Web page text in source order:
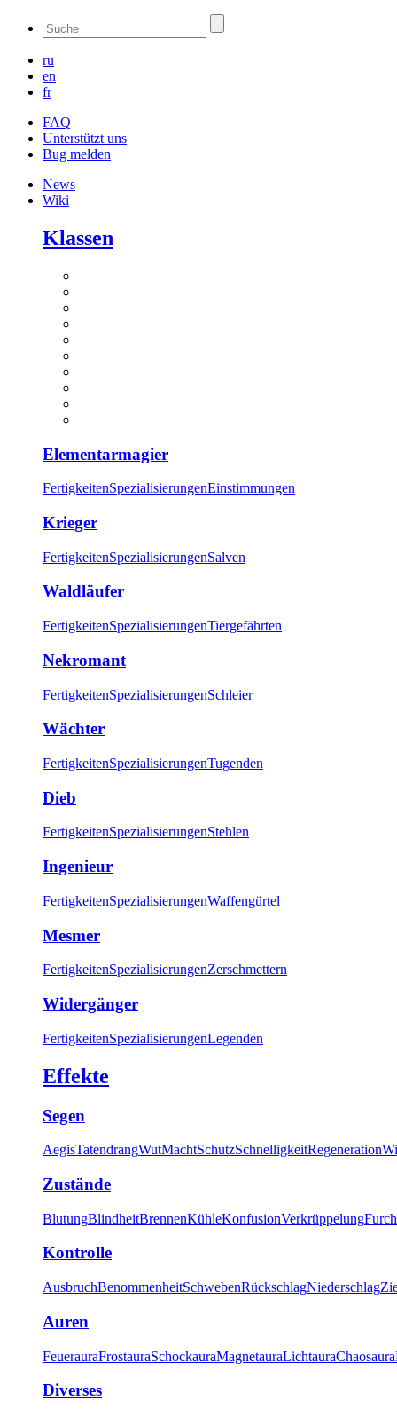
ru
en
fr
FAQ
Unterstützt uns
Bug melden
News
Wiki
Klassen
Elementarmagier
FertigkeitenSpezialisierungenEinstimmungen
Krieger
FertigkeitenSpezialisierungenSalven
Waldläufer
FertigkeitenSpezialisierungenTiergefährten
Nekromant
FertigkeitenSpezialisierungenSchleier
Wächter
FertigkeitenSpezialisierungenTugenden
Dieb
FertigkeitenSpezialisierungenStehlen
Ingenieur
FertigkeitenSpezialisierungenWaffengürtel
Mesmer
FertigkeitenSpezialisierungenZerschmettern
Widergänger
FertigkeitenSpezialisierungenLegenden
Effekte
Segen
AegisTatendrangWutMachtSchutzSchnelligkeitRegeneration
Zustände
BlutungBlindheitBrennenKühleKonfusionVerkrüppelung
Kontrolle
AusbruchBenommenheitSchwebenRückschlagNiederschlag
Auren
FeuerauraFrostauraSchockauraMagnetauraLichtauraChaosaura
Diverses